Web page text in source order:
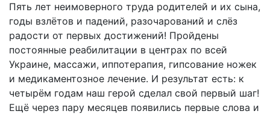
Пять лет неимоверного труда родителей и их сына,
годы взлётов и падений, разочарований и слёз
радости от первых достижений! Пройдены
постоянные реабилитации в центрах по всей
Украине, массажи, иппотерапия, гипсование ножек
и медикаментозное лечение. И результат есть: к
четырём годам наш герой сделал свой первый шаг!
Ещё через пару месяцев появились первые слова и